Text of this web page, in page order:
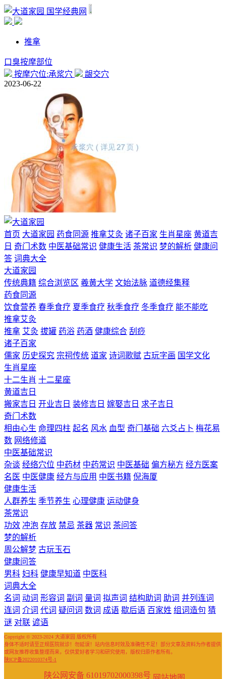
国学经典网
推拿
口臭按摩部位
按摩穴位:承浆穴
龈交穴
2023-06-22
首页 大道家园 药食同源 推拿艾灸 诸子百家 生肖星座 黄道吉
日 奇门术数 中医基础常识 健康生活 茶常识 梦的解析 健康问
答 词典大全
大道家园
传统典籍 综合浏览区 羲黄大学 文始法脉 道德经集释
药食同源
饮食营养 春季食疗 夏季食疗 秋季食疗 冬季食疗 能不能吃
推拿艾灸
推拿 艾灸 拔罐 药浴 药酒 健康综合 刮痧
诸子百家
儒家 历史探究 宗祠传统 道家 诗词歌赋 古玩字画 国学文化
生肖星座
十二生肖 十二星座
黄道吉日
搬家吉日 开业吉日 装修吉日 嫁娶吉日 求子吉日
奇门术数
相由心生 命理四柱 起名 风水 血型 奇门基础 六爻占卜 梅花易
数 网络修道
中医基础常识
杂谈 经络穴位 中药材 中药常识 中医基础 偏方秘方 经方医案
名医 中医健康 经方与应用 中医书籍 倪海厦
健康生活
人群养生 季节养生 心理健康 运动健身
茶常识
功效 冲泡 存放 禁忌 茶器 常识 茶问答
梦的解析
周公解梦 古玩玉石
健康问答
男科 妇科 健康早知道 中医科
词典大全
名词 动词 形容词 副词 量词 拟声词 结构助词 助词 并列连词
连词 介词 代词 疑问词 数词 成语 歇后语 百家姓 组词造句 猜
谜 对联 谚语
Copyright © 2023-2024 大道家园 版权所有
身体不适时请至正规医院就诊！勿延误！站内信息时效及准确性不足！部分文章及资料为作者提供
或网友推荐收集整理而来，仅供爱好者学习和研究使用，版权归原作者所有。
陕ICP备2022010374号-1
陕公网安备 61019702000398号